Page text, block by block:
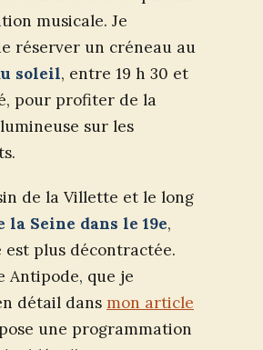
musicale. Je
réserver un créneau au
soleil, entre 19 h 30 et
pour profiter de la
sur les
de la Villette et le long
la Seine dans le 19e,
est plus décontractée.
Antipode, que je
détail dans mon article
une programmation